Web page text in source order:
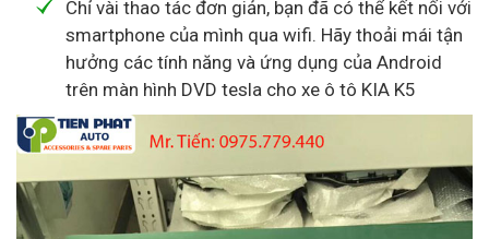
Chỉ vài thao tác đơn giản, bạn đã có thể kết nối với
smartphone của mình qua wifi. Hãy thoải mái tận
hưởng các tính năng và ứng dụng của Android
trên màn hình DVD tesla cho xe ô tô KIA K5